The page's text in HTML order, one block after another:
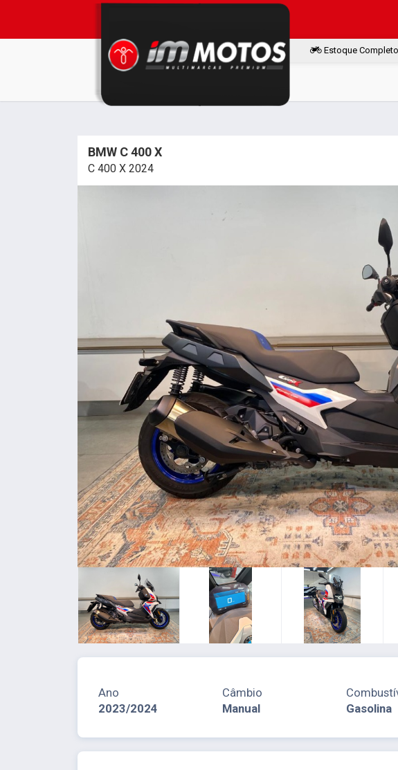
Estoque Completo
BMW C 400 X
C 400 X 2024
Ano
2023/2024
Câmbio
Manual
Gasolina